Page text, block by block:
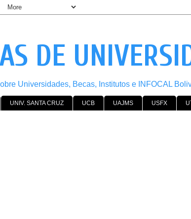
DE
Universidades, Becas, Institutos e INFOCAL
UNIV. SANTA CRUZ UCB UAJMS USFX